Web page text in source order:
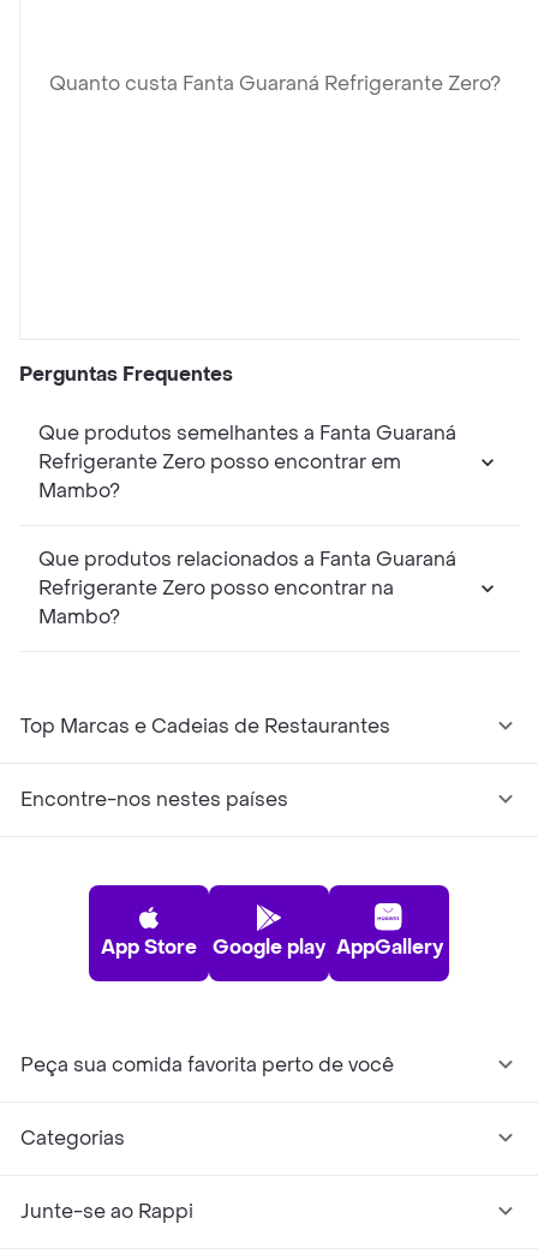
Quanto custa Fanta Guaraná Refrigerante Zero?
Perguntas Frequentes
Que produtos semelhantes a Fanta Guaraná
Refrigerante Zero posso encontrar em
Mambo?
Que produtos relacionados a Fanta Guaraná
Refrigerante Zero posso encontrar na
Mambo?
Top Marcas e Cadeias de Restaurantes
Encontre-nos nestes países
App Store Google play AppGallery
Peça sua comida favorita perto de você
Categorias
Junte-se ao Rappi